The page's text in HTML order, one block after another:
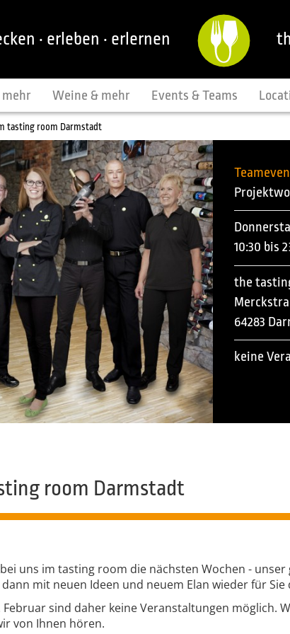
· erleben · erlernen
mehr Weine & mehr Events & Teams
tasting room Darmstadt
10:30 bis
the
64283
keine
room Darmstadt
uns im tasting room die nächsten Wochen -
mit neuen Ideen und neuem Elan wieder für Sie
Februar sind daher keine Veranstaltungen möglich.
von Ihnen hören.